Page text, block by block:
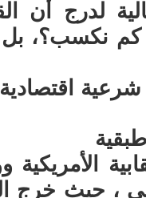
لدرج أن
كم نكسب؟،
شرعية
الأمريكية
، حيث خرج